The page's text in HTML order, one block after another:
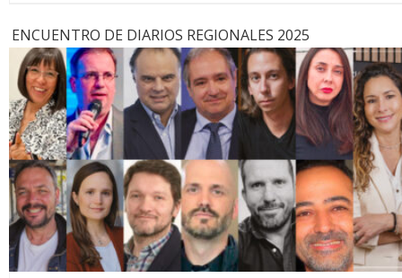
ENCUENTRO DE DIARIOS REGIONALES 2025